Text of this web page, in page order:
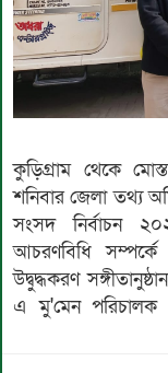
কুড়িগ্রাম থেকে
শনিবার জেলা তথ্য
সংসদ নির্বাচন
আচরণবিধি সম্পর্কে
উদ্বুদ্ধকরণ
এ মু'মেন পরিচালক